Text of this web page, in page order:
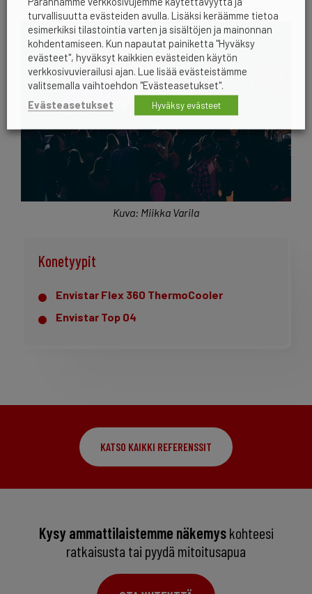
Kuva: Miikka Varila
Konetyypit
Envistar Flex 360 ThermoCooler
Envistar Top 04
KATSO KAIKKI REFERENSSIT
Kysy ammattilaistemme näkemyskohteesi
ratkaisusta tai pyydä mitoitusapua
turvallisuutta evästeiden avulla. Lisäksi keräämme tietoa
esimerkiksi tilastointia varten ja sisältöjen ja mainonnan
kohdentamiseen. Kun napautat painiketta "Hyväksy
evästeet", hyväksyt kaikkien evästeiden käytön
verkkosivuvierailusi ajan. Lue lisää evästeistämme
valitsemalla vaihtoehdon "Evästeasetukset".
Evästeasetukset
Hyväksy evästeet